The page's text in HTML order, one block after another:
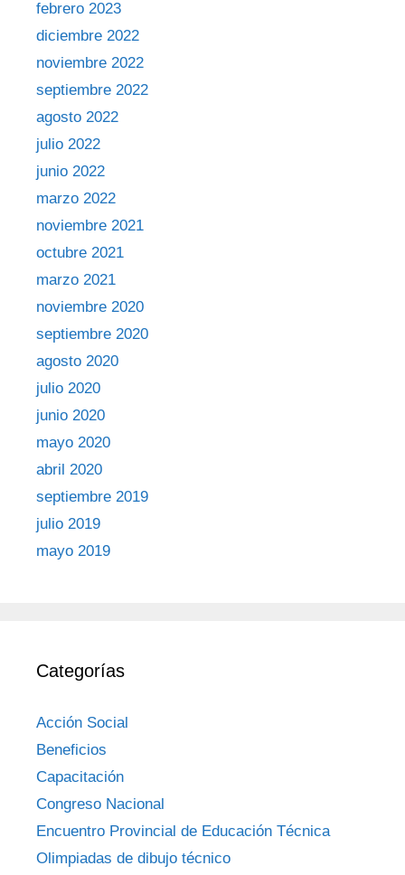
febrero 2023
diciembre 2022
noviembre 2022
septiembre 2022
agosto 2022
julio 2022
junio 2022
marzo 2022
noviembre 2021
octubre 2021
marzo 2021
noviembre 2020
septiembre 2020
agosto 2020
julio 2020
junio 2020
mayo 2020
abril 2020
septiembre 2019
julio 2019
mayo 2019
Categorías
Acción Social
Beneficios
Capacitación
Congreso Nacional
Encuentro Provincial de Educación Técnica
Olimpiadas de dibujo técnico